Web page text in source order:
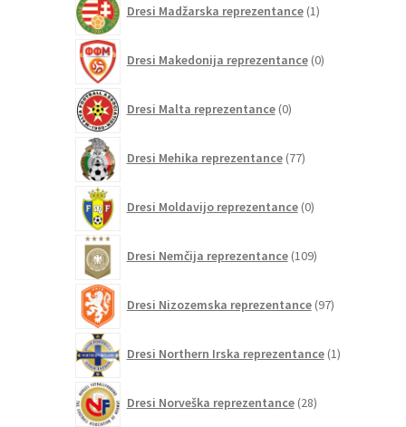
Dresi Madžarska reprezentance 1izdelek
Dresi Makedonija reprezentance 0izdelkov
Dresi Malta reprezentance 0izdelkov
Dresi Mehika reprezentance 77izdelkov
Dresi Moldavijo reprezentance 0izdelkov
Dresi Nemčija reprezentance 109izdelkov
Dresi Nizozemska reprezentance 97izdelkov
Dresi Northern Irska reprezentance 1izdelek
Dresi Norveška reprezentance 28izdelkov